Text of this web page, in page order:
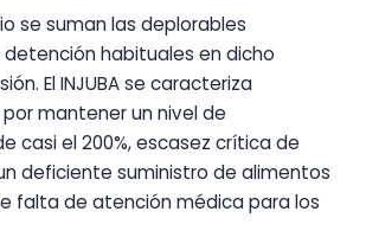
se suman las deplorables
habituales en dicho
El INJUBA se caracteriza
mantener un nivel de
casi el 200%, escasez crítica de
deficiente suministro de alimentos
falta de atención médica para los